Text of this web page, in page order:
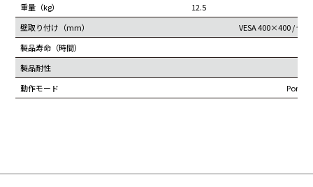
重量（kg）
12.5
壁取り付け（mm）
VESA 400×400 / ゼ
製品寿命（時間）
製品耐性
動作モード